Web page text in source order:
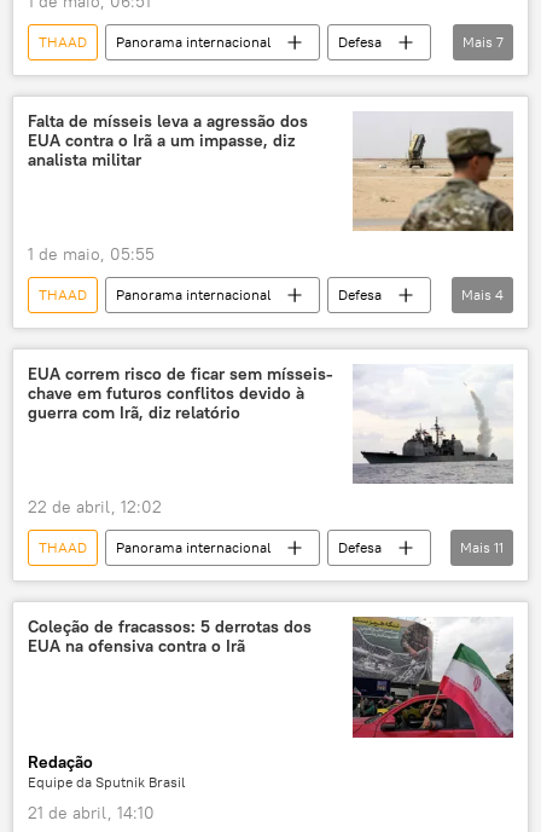
THAAD Panorama internacional
Defesa
Irã
Estados Unidos
Oriente Médio
CENTCOM
Comando Central dos EUA
Patriot
Tomahawk
Mais 7
Falta de mísseis leva a agressão dos
EUA contra o Irã a um impasse, diz
analista militar
1 de maio, 05:55
THAAD Panorama internacional
Defesa
Irã
Washington
Estados Unidos
Patriot
Mais 4
EUA correm risco de ficar sem mísseis-
chave em futuros conflitos devido à
guerra com Irã, diz relatório
22 de abril, 12:02
THAAD Panorama internacional
Defesa
Irã
Estados Unidos
China
Centro de Estudos Estratégicos e Internacionais (CSIS)
Patriot
SM-6
Mais 11
Coleção de fracassos: 5 derrotas dos
EUA na ofensiva contra o Irã
Redação
Equipe da Sputnik Brasil
21 de abril, 14:10